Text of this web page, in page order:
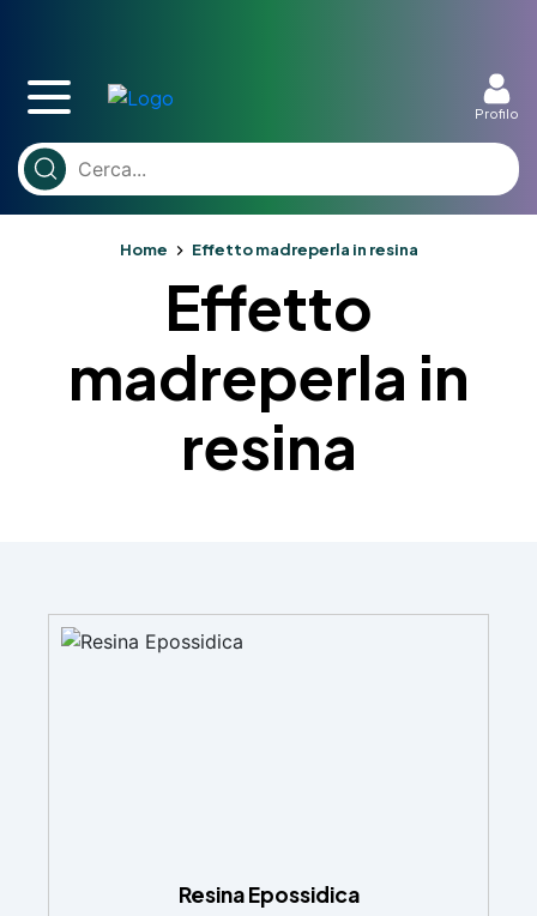
Profilo
Home Effetto madreperla in resina
Effetto
madreperla in
resina
Resina Epossidica